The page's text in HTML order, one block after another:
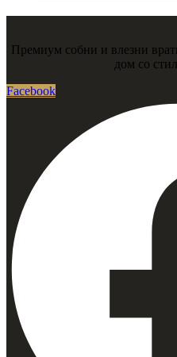
Премиум собни и влезни
дом со
Facebook